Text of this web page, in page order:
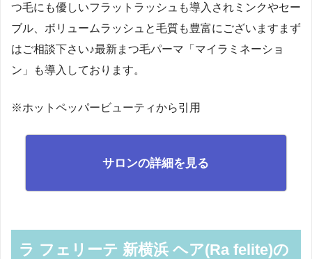
つ毛にも優しいフラットラッシュも導入されミンクやセー
ブル、ボリュームラッシュと毛質も豊富にございますまず
はご相談下さい♪最新まつ毛パーマ「マイラミネーショ
ン」も導入しております。
※ホットペッパービューティから引用
サロンの詳細を見る
ラ フェリーテ 新横浜 ヘア(Ra felite)の